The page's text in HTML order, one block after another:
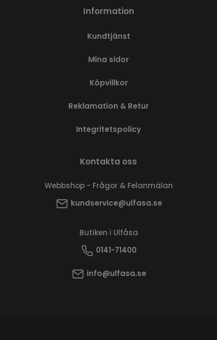
Information
Kundtjänst
Mina sidor
Köpvillkor
Reklamation & Retur
Integritetspolicy
Kontakta oss
Webbshop - Frågor & Felanmälan
kundservice@ulfasa.se
Butiken i Ulfåsa
0141-71400
info@ulfasa.se